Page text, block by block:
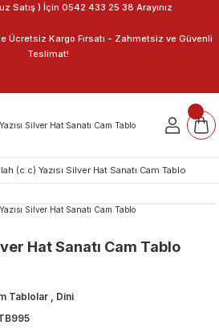
Satış ) İçin 0542 433 25 38 Arayınız
Ücretsiz Kargo Fırsatı - Zahmetsiz ve Güvenli
Teslimat!
(c.c) Yazısı Silver Hat Sanatı Cam Tablo
Hat Sanatı Cam Tablo
Tablolar , Dini